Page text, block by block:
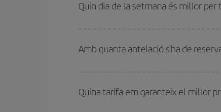
se solen considerar temporada alta. A més, i
Quin dia de la setmana és millor
bitllets d'avió, més barats et sortiran. A més, si
Amb quanta antelació s'ha de
motiu, comprar amb antelació és
fonamental
Quina tarifa em garanteix el millor